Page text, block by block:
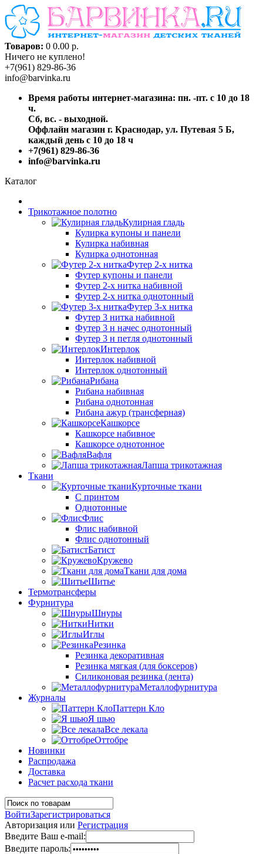
Товаров: 0 0.00 р.
Ничего не куплено!
+7(961) 829-86-36
info@barvinka.ru
Время работы интернет-магазина: пн. -пт. с 10 до 18
ч.
Сб, вс. - выходной.
Оффлайн магазин г. Краснодар, ул. Путевая 5 Б,
каждый день с 10 до 18 ч
+7(961) 829-86-36
info@barvinka.ru
Каталог
Трикотажное полотно
Кулирная гладь
Кулирка купоны и панели
Кулирка набивная
Кулирка однотонная
Футер 2-х нитка
Футер купоны и панели
Футер 2-х нитка набивной
Футер 2-х нитка однотонный
Футер 3-х нитка
Футер 3 нитка набивной
Футер 3 н начес однотонный
Футер 3 н петля однотонный
Интерлок
Интерлок набивной
Интерлок однотонный
Рибана
Рибана набивная
Рибана однотонная
Рибана ажур (трансферная)
Кашкорсе
Кашкорсе набивное
Кашкорсе однотонное
Вафля
Лапша трикотажная
Ткани
Курточные ткани
С принтом
Однотонные
Флис
Флис набивной
Флис однотонный
Батист
Кружево
Ткани для дома
Шитье
Термотрансферы
Фурнитура
Шнуры
Нитки
Иглы
Резинка
Резинка декоративная
Резинка мягкая (для боксеров)
Силиконовая резинка (лента)
Металлофурнитура
Журналы
Паттерн Кло
Я шью
Все лекала
Оттобре
Новинки
Распродажа
Доставка
Расчет расхода ткани
ВойтиЗарегистрироваться
Авторизация или Регистрация
Введите Ваш e-mail:
Введите пароль: